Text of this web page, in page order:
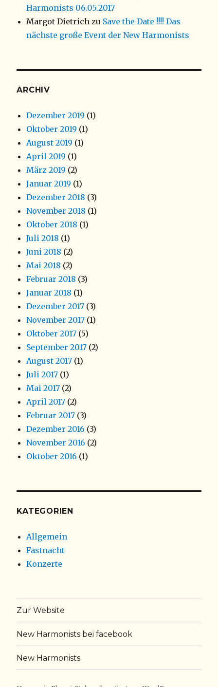
Harmonists 06.05.2017
Margot Dietrich zu Save the Date !!!! Das
nächste große Event der New Harmonists
ARCHIV
Dezember 2019 (1)
Oktober 2019 (1)
August 2019 (1)
April 2019 (1)
März 2019 (2)
Januar 2019 (1)
Dezember 2018 (3)
November 2018 (1)
Oktober 2018 (1)
Juli 2018 (1)
Juni 2018 (2)
Mai 2018 (2)
Februar 2018 (3)
Januar 2018 (1)
Dezember 2017 (3)
November 2017 (1)
Oktober 2017 (5)
September 2017 (2)
August 2017 (1)
Juli 2017 (1)
Mai 2017 (2)
April 2017 (2)
Februar 2017 (3)
Dezember 2016 (3)
November 2016 (2)
Oktober 2016 (1)
KATEGORIEN
Allgemein
Fastnacht
Konzerte
Zur Website
New Harmonists bei facebook
New Harmonists